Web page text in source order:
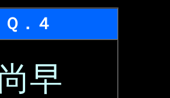
Ｑ．４
早